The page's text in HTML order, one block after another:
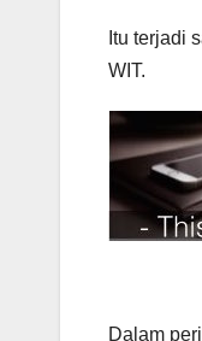
Itu terjadi
WIT.
Dalam